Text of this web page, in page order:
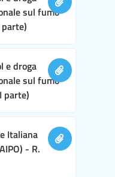
sul fumo
e droga
sul fumo
parte)
Italiana
- R.